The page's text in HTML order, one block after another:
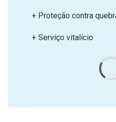
+ Proteção contra
+ Serviço vitalício